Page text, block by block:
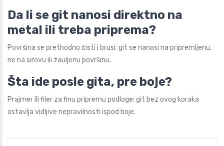
Da li se git nanosi direktno na
metal ili treba priprema?
Površina se prethodno čisti i brusi; git se nanosi na pripremljenu,
ne na sirovu ili zauljenu površinu.
Šta ide posle gita, pre boje?
Prajmer ili filer za finu pripremu podloge; git bez ovog koraka
ostavlja vidljive nepravilnosti ispod boje.